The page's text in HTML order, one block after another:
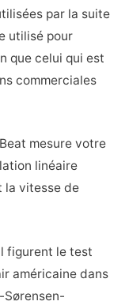
par la suite
utilisé pour
que celui qui est
commerciales
mesure votre
linéaire
la vitesse de
figurent le test
américaine dans
Sørensen-